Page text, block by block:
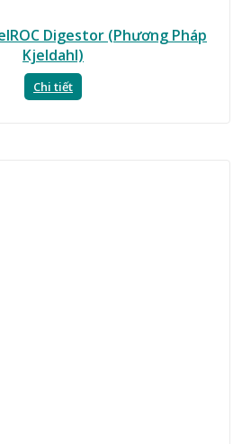
Digestor (Phương Pháp
Kjeldahl)
Chi tiết